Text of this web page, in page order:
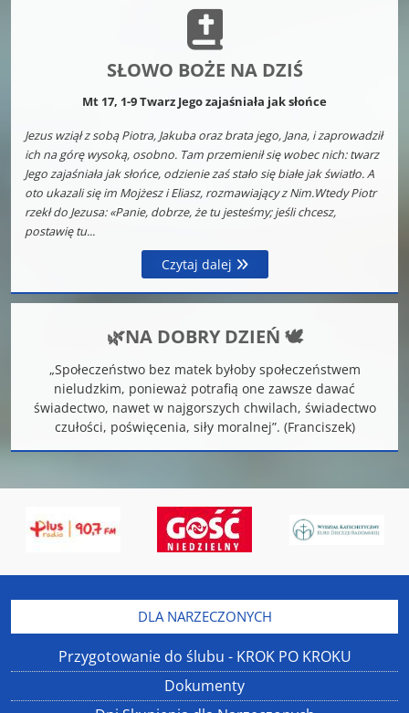
SŁOWO BOŻE NA DZIŚ
Mt 17, 1-9 Twarz Jego zajaśniała jak słońce
Jezus wziął z sobą Piotra, Jakuba oraz brata jego, Jana, i zaprowadził
ich na górę wysoką, osobno. Tam przemienił się wobec nich: twarz
Jego zajaśniała jak słońce, odzienie zaś stało się białe jak światło. A
oto ukazali się im Mojżesz i Eliasz, rozmawiający z Nim.Wtedy Piotr
rzekł do Jezusa: «Panie, dobrze, że tu jesteśmy; jeśli chcesz,
postawię tu...
Czytaj dalej
🌿NA DOBRY DZIEŃ 🕊️
„Społeczeństwo bez matek byłoby społeczeństwem
nieludzkim, ponieważ potrafią one zawsze dawać
świadectwo, nawet w najgorszych chwilach, świadectwo
czułości, poświęcenia, siły moralnej”. (Franciszek)
DLA NARZECZONYCH
Przygotowanie do ślubu - KROK PO KROKU
Dokumenty